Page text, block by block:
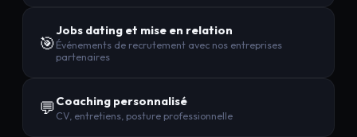
🎯
Jobs dating et mise en relation
Événements de recrutement avec nos entreprises
partenaires
💬Coaching personnalisé
CV, entretiens, posture professionnelle